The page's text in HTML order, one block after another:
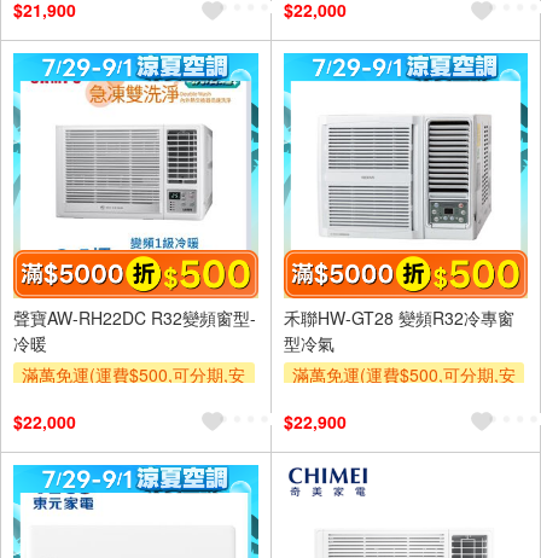
及使用6期以上分期0利率,需付
基本安裝運費)
滿額折$500
滿額贈券
$21,900
及使用6期以上分期0利率,需付
基本安裝運費)
滿額折$500
滿額贈券
$22,000
聲寶AW-RH22DC R32變頻窗型-
冷暖
滿萬免運(運費$500,可分期,安
及使用6期以上分期0利率,需付
基本安裝運費)
滿額折$500
滿額贈券
$22,000
禾聯HW-GT28 變頻R32冷專窗
型冷氣
滿萬免運(運費$500,可分期,安
及使用6期以上分期0利率,需付
基本安裝運費)
滿額折$500
$22,900